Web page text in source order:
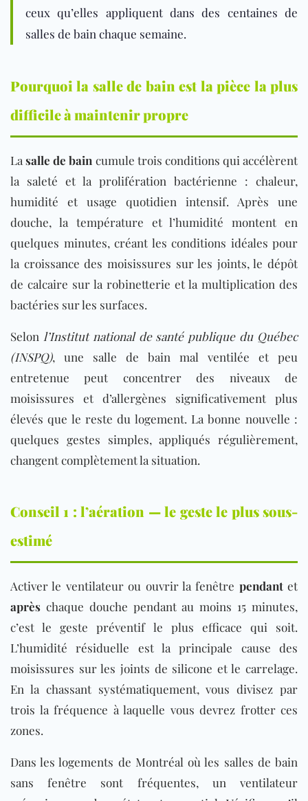
ceux qu’elles appliquent dans des centaines de
salles de bain chaque semaine.
Pourquoi la salle de bain est la pièce la plus
difficile à maintenir propre
Lasalle de bain cumule trois conditions qui accélèrent
la saleté et la prolifération bactérienne : chaleur,
humidité et usage quotidien intensif. Après une
douche, la température et l’humidité montent en
quelques minutes, créant les conditions idéales pour
la croissance des moisissures sur les joints, le dépôt
de calcaire sur la robinetterie et la multiplication des
bactéries sur les surfaces.
Selon l’Institut national de santé publique du Québec
(INSPQ), une salle de bain mal ventilée et peu
entretenue peut concentrer des niveaux de
moisissures et d’allergènes significativement plus
élevés que le reste du logement. La bonne nouvelle :
quelques gestes simples, appliqués régulièrement,
changent complètement la situation.
Conseil 1 : l’aération — le geste le plus sous-
estimé
Activer le ventilateur ou ouvrir la fenêtre pendantet
après chaque douche pendant au moins 15 minutes,
c’est le geste préventif le plus efficace qui soit.
L’humidité résiduelle est la principale cause des
moisissures sur les joints de silicone et le carrelage.
En la chassant systématiquement, vous divisez par
trois la fréquence à laquelle vous devrez frotter ces
zones.
Dans les logements de Montréal où les salles de bain
sans fenêtre sont fréquentes, un ventilateur